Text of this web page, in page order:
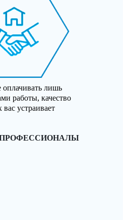
оплачивать лишь
работы, качество
вас устраивает